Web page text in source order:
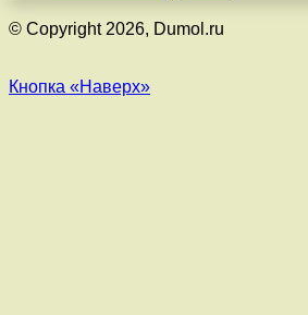
© Copyright 2026, Dumol.ru
Кнопка «Наверх»